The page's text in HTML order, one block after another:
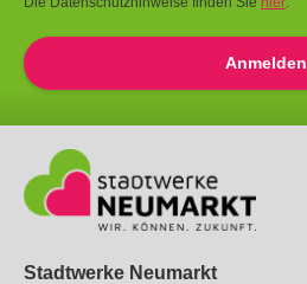
Anmelden
Stadtwerke Neumarkt